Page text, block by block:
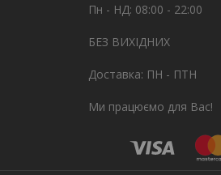
Пн - НД: 08:00 - 22:00
БЕЗ ВИХІДНИХ
Доставка: ПН - ПТН
Ми працюємо для Вас!